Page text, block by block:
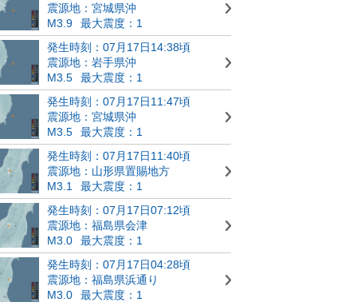
震源地：宮城県沖
M3.9
最大震度：1
発生時刻：07月17日14:38頃
震源地：岩手県沖
M3.5
最大震度：1
発生時刻：07月17日11:47頃
震源地：宮城県沖
M3.5
最大震度：1
発生時刻：07月17日11:40頃
震源地：山形県置賜地方
M3.1
最大震度：1
発生時刻：07月17日07:12頃
震源地：福島県会津
M3.0
最大震度：1
発生時刻：07月17日04:28頃
震源地：福島県浜通り
M3.0
最大震度：1